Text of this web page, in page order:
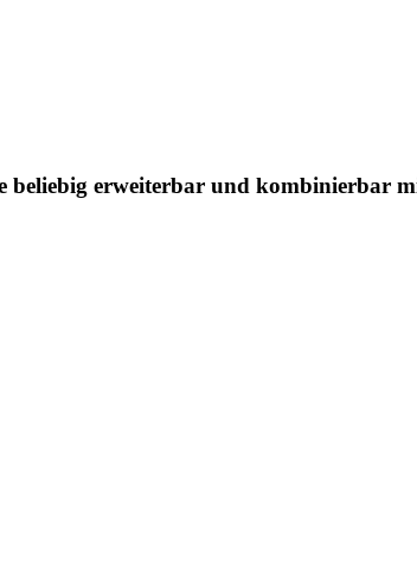
beliebig erweiterbar und kombinierbar